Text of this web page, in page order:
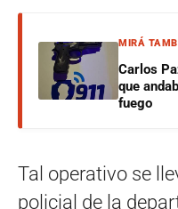
MIRÁ
Carlos
que
fuego
Tal operativo se
policial de la